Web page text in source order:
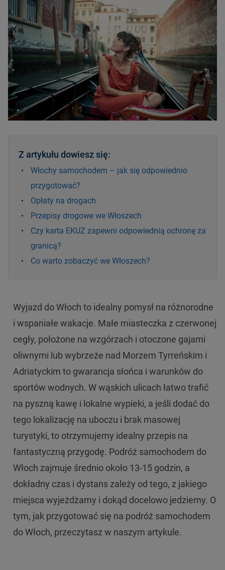
Z artykułu dowiesz się:
Włochy samochodem – jak się odpowiednio
przygotować?
Opłaty na drogach
Przepisy drogowe we Włoszech
Czy karta EKUZ zapewni odpowiednią ochronę za
granicą?
Co warto zobaczyć we Włoszech?
Wyjazd do Włoch to idealny pomysł na różnorodne
i wspaniałe wakacje. Małe miasteczka z czerwonej
cegły, położone na wzgórzach i otoczone gajami
oliwnymi lub wybrzeże nad Morzem Tyrreńskim i
Adriatyckim to gwarancja słońca i warunków do
sportów wodnych. W wąskich ulicach łatwo trafić
na pyszną kawę i lokalne wypieki, a jeśli dodać do
tego lokalizację na uboczu i brak masowej
turystyki, to otrzymujemy idealny przepis na
fantastyczną przygodę. Podróż samochodem do
Włoch zajmuje średnio około 13-15 godzin, a
dokładny czas i dystans zależy od tego, z jakiego
miejsca wyjeżdżamy i dokąd docelowo jedziemy. O
tym, jak przygotować się na podróż samochodem
do Włoch, przeczytasz w naszym artykule.